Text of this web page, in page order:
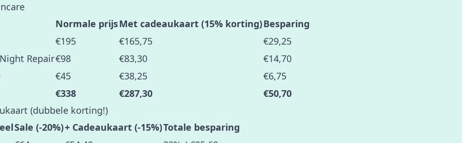
Normale prijsMet cadeaukaart (15% korting)Besparing
€195 €165,75
€29,25
Repair€98 €83,30
€14,70
€45 €38,25
€6,75
€338 €287,30
€50,70
(dubbele korting!)
Sale (-20%)+ Cadeaukaart (-15%)Totale besparing